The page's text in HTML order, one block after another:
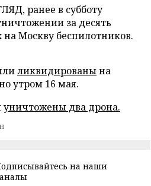
ранее в субботу
за десять
Москву беспилотников.
ликвидированына
утром 16 мая.
уничтожены два дрона.
на наши